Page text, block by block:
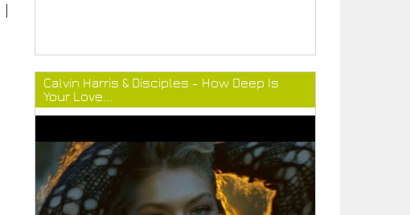
|
Calvin Harris & Disciples - How Deep Is
Your Love...